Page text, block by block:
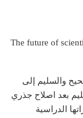
The future of
والسليم إلى
بعد اصلاح جذري
الدراسية